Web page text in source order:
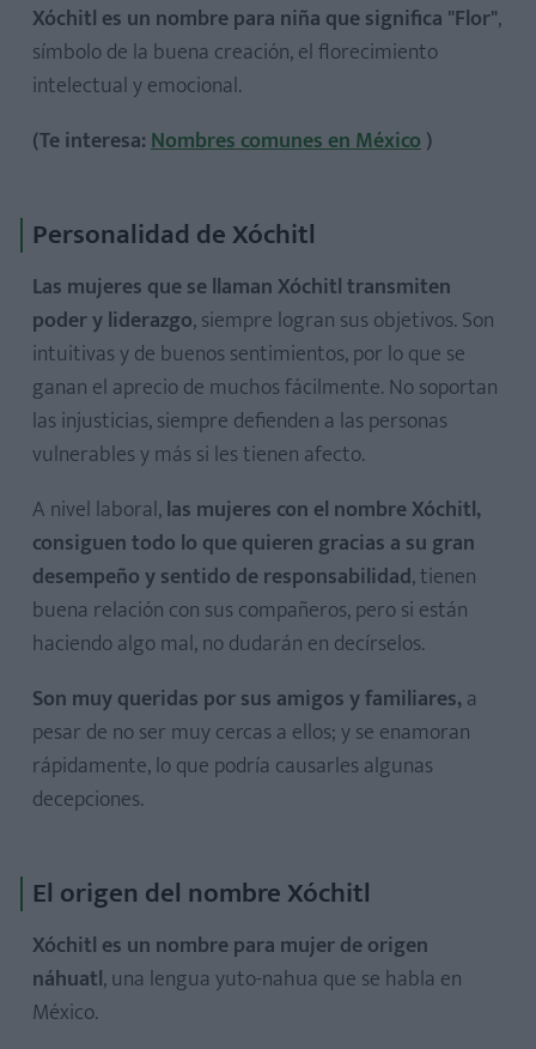
Xóchitl es un nombre para niña que significa "Flor",
símbolo de la buena creación, el florecimiento
intelectual y emocional.
(Te interesa:Nombres comunes en México)
Personalidad de Xóchitl
Las mujeres que se llaman Xóchitl transmiten
poder y liderazgo, siempre logran sus objetivos. Son
intuitivas y de buenos sentimientos, por lo que se
ganan el aprecio de muchos fácilmente. No soportan
las injusticias, siempre defienden a las personas
vulnerables y más si les tienen afecto.
A nivel laboral,las mujeres con el nombre Xóchitl,
consiguen todo lo que quieren gracias a su gran
desempeño y sentido de responsabilidad, tienen
buena relación con sus compañeros, pero si están
haciendo algo mal, no dudarán en decírselos.
Son muy queridas por sus amigos y familiares,a
pesar de no ser muy cercas a ellos; y se enamoran
rápidamente, lo que podría causarles algunas
decepciones.
El origen del nombre Xóchitl
Xóchitl es un nombre para mujer de origen
náhuatl, una lengua yuto-nahua que se habla en
México.